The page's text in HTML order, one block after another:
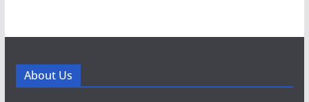
About Us